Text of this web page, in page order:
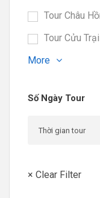
Tour Châu
Tour Cửu
More
Số Ngày Tour
× Clear Filter